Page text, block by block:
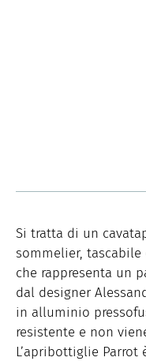
Si tratta di un
sommelier,
che rappresenta un
dal designer
in alluminio
resistente e non
L’apribottiglie